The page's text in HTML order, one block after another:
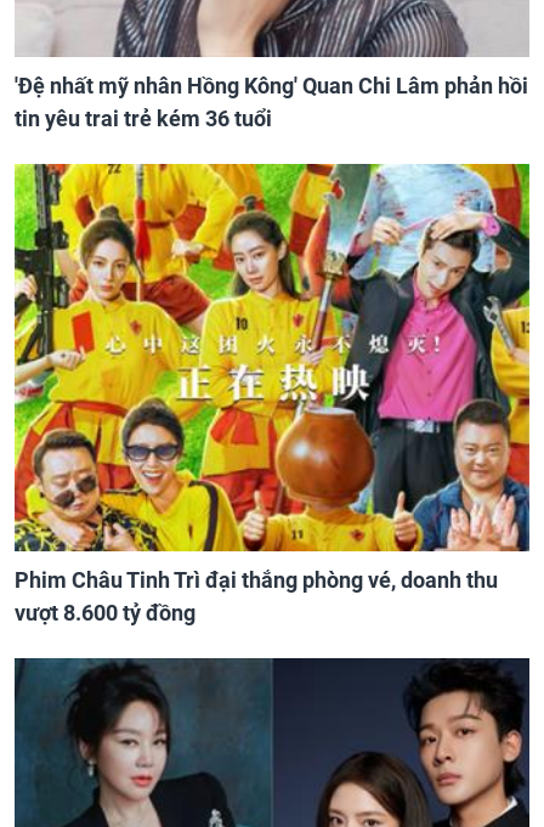
'Đệ nhất mỹ nhân Hồng Kông' Quan Chi Lâm phản hồi
tin yêu trai trẻ kém 36 tuổi
Phim Châu Tinh Trì đại thắng phòng vé, doanh thu
vượt 8.600 tỷ đồng